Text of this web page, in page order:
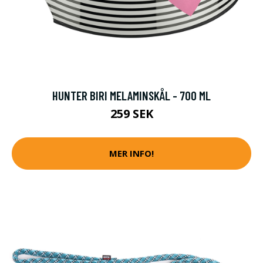
HUNTER BIRI MELAMINSKÅL - 700 ML
259 SEK
MER INFO!